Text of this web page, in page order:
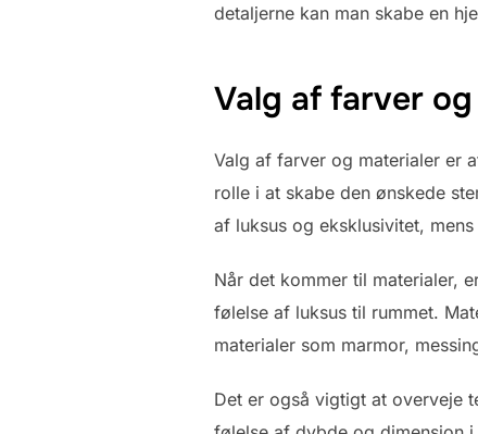
detaljerne kan man skabe en
Valg af farver
Valg af farver og materialer er
rolle i at skabe den ønskede
af luksus og eksklusivitet,
Når det kommer til materialer,
følelse af luksus til rummet.
materialer som marmor,
Det er også vigtigt at overveje